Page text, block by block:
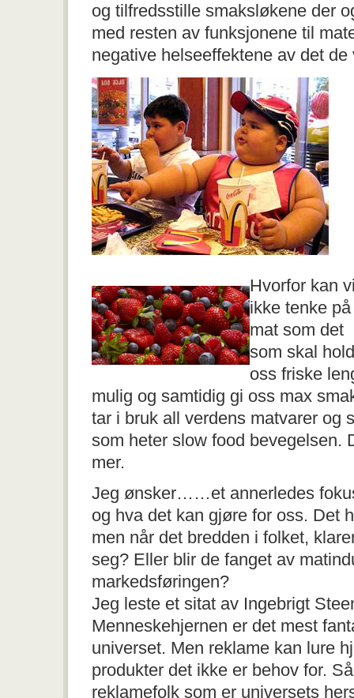
og tilfredsstille smaksløkene der
med resten av funksjonene til
negative helseeffektene av det
Hvorfor kan
ikke tenke på
mat som det
som skal
oss friske
mulig og samtidig gi oss max
tar i bruk all verdens matvarer og
som heter slow food bevegelsen.
mer.
Jeg ønsker……et annerledes
og hva det kan gjøre for oss. Det
men når det bredden i folket,
seg? Eller blir de fanget av
markedsføringen?
Jeg leste et sitat av Ingebrigt
Menneskehjernen er det mest
universet. Men reklame kan lure
produkter det ikke er behov for.
reklamefolk som er universets